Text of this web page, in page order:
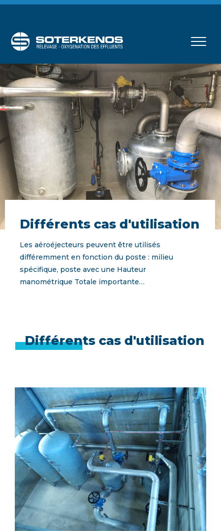
Différents cas d'utilisation
Les aéroéjecteurs peuvent être utilisés
différemment en fonction du poste : milieu
spécifique, poste avec une Hauteur
manométrique Totale importante…
Différents cas d'utilisation